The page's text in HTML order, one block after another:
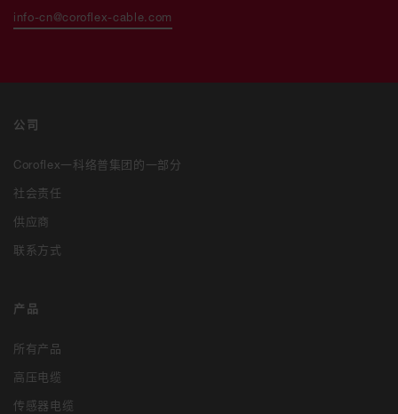
公司
Coroflex一科络普集团的一部分
社会责任
供应商
联系方式
产品
所有产品
高压电缆
传感器电缆
info-cn@coroflex-cable.com